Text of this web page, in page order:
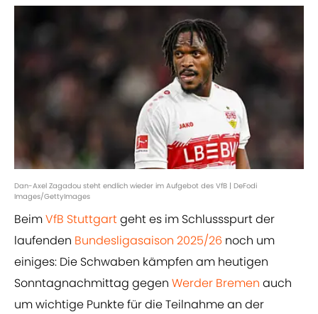
Dan-Axel Zagadou steht endlich wieder im Aufgebot des VfB | DeFodi
Images/GettyImages
BeimVfB Stuttgartgeht es im Schlussspurt der
laufenden Bundesligasaison 2025/26 noch um
einiges: Die Schwaben kämpfen am heutigen
Sonntagnachmittag gegen Werder Bremen auch
um wichtige Punkte für die Teilnahme an der